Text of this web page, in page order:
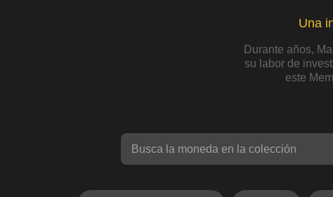
Una
Durante años,
su labor de
este